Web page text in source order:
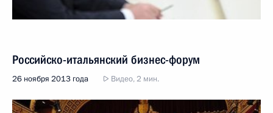
Российско-итальянский бизнес-форум
26 ноября 2013 года Видео, 2 мин.